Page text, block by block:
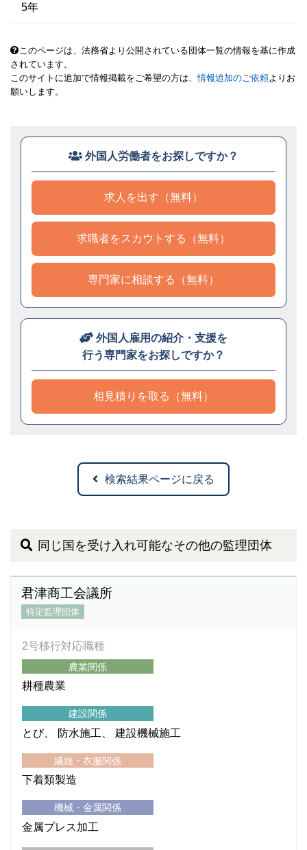
5年
このページは、法務省より公開されている団体一覧の情報を基に作成
されています。
このサイトに追加で情報掲載をご希望の方は、情報追加のご依頼よりお
願いします。
外国人労働者をお探しですか？
求人を出す（無料）
求職者をスカウトする（無料）
専門家に相談する（無料）
外国人雇用の紹介・支援を
行う専門家をお探しですか？
相見積りを取る（無料）
検索結果ページに戻る
同じ国を受け入れ可能なその他の監理団体
君津商工会議所
特定監理団体
2号移行対応職種
農業関係
耕種農業
建設関係
とび 防水施工 建設機械施工
繊維・衣服関係
下着類製造
機械・金属関係
金属プレス加工